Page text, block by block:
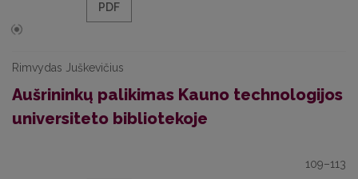
PDF
Rimvydas Juškevičius
Aušrininkų palikimas Kauno technologijos
universiteto bibliotekoje
109–113